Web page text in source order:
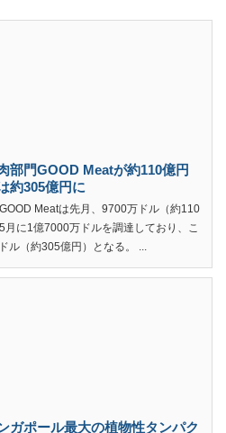
部門GOOD Meatが約110億円
約305億円に
Meatは先月、9700万ドル（約110
に1億7000万ドルを調達しており、こ
（約305億円）となる。 ...
ガポール最大の植物性タンパク